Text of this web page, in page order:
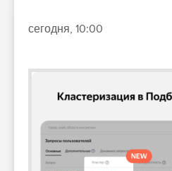
сегодня, 10:00